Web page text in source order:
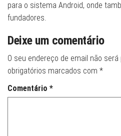
para o sistema Android, onde
fundadores.
Deixe um comentário
O seu endereço de email não será
obrigatórios marcados com *
Comentário *